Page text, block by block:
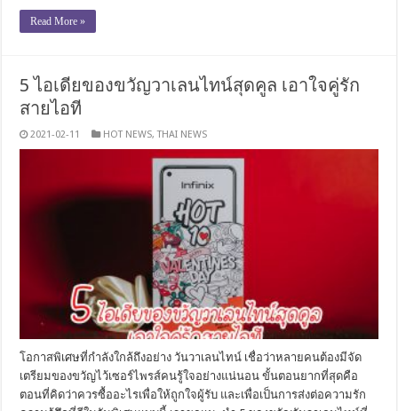
Read More »
5 ไอเดียของขวัญวาเลนไทน์สุดคูล เอาใจคู่รัก
สายไอที
2021-02-11 HOT NEWS,THAI NEWS
โอกาสพิเศษที่กำลังใกล้ถึงอย่าง วันวาเลนไทน์ เชื่อว่าหลายคนต้องมีจัด
เตรียมของขวัญไว้เซอร์ไพรส์คนรู้ใจอย่างแน่นอน ขั้นตอนยากที่สุดคือ
ตอนที่คิดว่าควรซื้ออะไรเพื่อให้ถูกใจผู้รับ และเพื่อเป็นการส่งต่อความรัก